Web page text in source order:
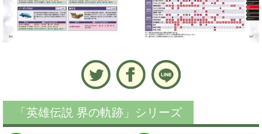
「英雄伝説 界の軌跡」シリーズ